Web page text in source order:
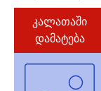
კალათაში
დამატება